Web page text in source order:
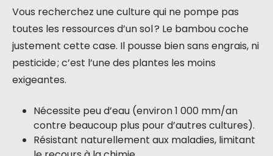
Vous recherchez une culture qui ne pompe pas
toutes les ressources d’un sol ? Le bambou coche
justement cette case. Il pousse bien sans engrais, ni
pesticide ; c’est l’une des plantes les moins
exigeantes.
Nécessite peu d’eau (environ 1 000 mm/an
contre beaucoup plus pour d’autres cultures).
Résistant naturellement aux maladies, limitant